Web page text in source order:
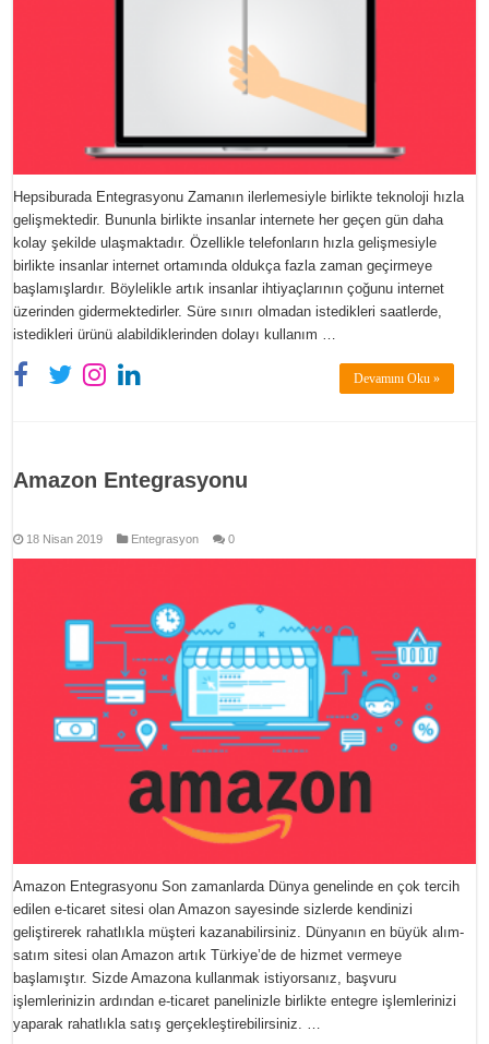
Hepsiburada Entegrasyonu Zamanın ilerlemesiyle birlikte teknoloji hızla
gelişmektedir. Bununla birlikte insanlar internete her geçen gün daha
kolay şekilde ulaşmaktadır. Özellikle telefonların hızla gelişmesiyle
birlikte insanlar internet ortamında oldukça fazla zaman geçirmeye
başlamışlardır. Böylelikle artık insanlar ihtiyaçlarının çoğunu internet
üzerinden gidermektedirler. Süre sınırı olmadan istedikleri saatlerde,
istedikleri ürünü alabildiklerinden dolayı kullanım …
Devamını Oku »
Amazon Entegrasyonu
18 Nisan 2019 Entegrasyon 0
Amazon Entegrasyonu Son zamanlarda Dünya genelinde en çok tercih
edilen e-ticaret sitesi olan Amazon sayesinde sizlerde kendinizi
geliştirerek rahatlıkla müşteri kazanabilirsiniz. Dünyanın en büyük alım-
satım sitesi olan Amazon artık Türkiye’de de hizmet vermeye
başlamıştır. Sizde Amazona kullanmak istiyorsanız, başvuru
işlemlerinizin ardından e-ticaret panelinizle birlikte entegre işlemlerinizi
yaparak rahatlıkla satış gerçekleştirebilirsiniz. …